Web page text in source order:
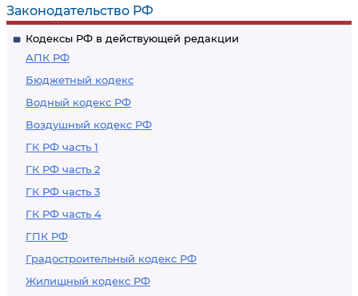
Законодательство РФ
Кодексы РФ в действующей редакции
АПК РФ
Бюджетный кодекс
Водный кодекс РФ
Воздушный кодекс РФ
ГК РФ часть 1
ГК РФ часть 2
ГК РФ часть 3
ГК РФ часть 4
ГПК РФ
Градостроительный кодекс РФ
Жилищный кодекс РФ